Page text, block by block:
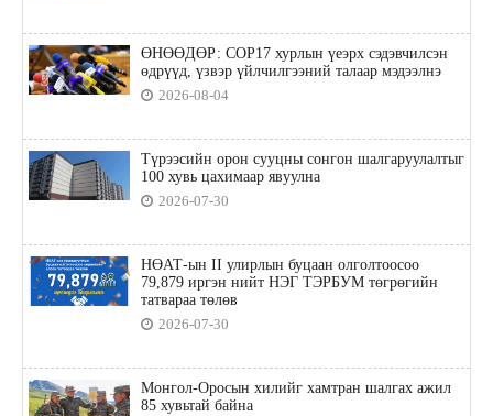
ӨНӨӨДӨР: COP17 хурлын үеэрх сэдэвчилсэн
өдрүүд, үзвэр үйлчилгээний талаар мэдээлнэ
2026-08-04
Түрээсийн орон сууцны сонгон шалгаруулалтыг
100 хувь цахимаар явуулна
2026-07-30
НӨАТ-ын II улирлын буцаан олголтоосоо
79,879 иргэн нийт НЭГ ТЭРБУМ төгрөгийн
татвараа төлөв
2026-07-30
Монгол-Оросын хилийг хамтран шалгах ажил
85 хувьтай байна